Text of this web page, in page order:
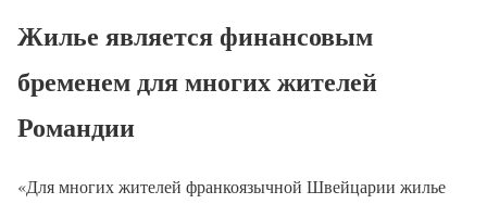
Жилье является финансовым
бременем для многих жителей
Романдии
«Для многих жителей франкоязычной Швейцарии жилье